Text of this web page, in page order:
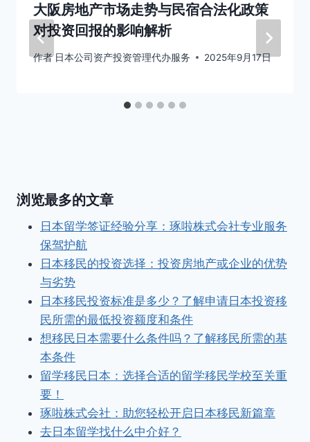
大阪房地产市场走势与民宿合法化政策
对投资回报的影响解析
作者 日本公司资产投资管理代办服务 2025年9月17日
浏览最多的文章
日本留学签证经验分享：琢啦株式会社专业服务
保驾护航
日本移民的投资选择：投资房地产或企业的优势
与劣势
日本移民投资标准是多少？了解申请日本投资移
民所需的最低投资额度和条件
想移民日本需要什么条件吗？了解移民所需的基
本条件
留学移民日本：选择合适的留学移民学校至关重
要！
琢啦株式会社：助您轻松开启日本移民新篇章
去日本留学找什么中介好？